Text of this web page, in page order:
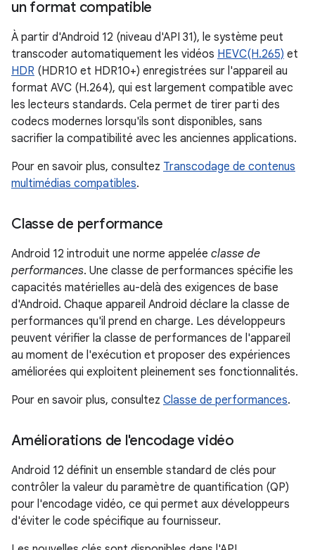
un format compatible
À partir d'Android 12 (niveau d'API 31), le système peut
transcoder automatiquement les vidéos HEVC(H.265) et
HDR (HDR10 et HDR10+) enregistrées sur l'appareil au
format AVC (H.264), qui est largement compatible avec
les lecteurs standards. Cela permet de tirer parti des
codecs modernes lorsqu'ils sont disponibles, sans
sacrifier la compatibilité avec les anciennes applications.
Pour en savoir plus, consultez Transcodage de contenus
multimédias compatibles.
Classe de performance
Android 12 introduit une norme appelée classe de
performances. Une classe de performances spécifie les
capacités matérielles au-delà des exigences de base
d'Android. Chaque appareil Android déclare la classe de
performances qu'il prend en charge. Les développeurs
peuvent vérifier la classe de performances de l'appareil
au moment de l'exécution et proposer des expériences
améliorées qui exploitent pleinement ses fonctionnalités.
Pour en savoir plus, consultez Classe de performances.
Améliorations de l'encodage vidéo
Android 12 définit un ensemble standard de clés pour
contrôler la valeur du paramètre de quantification (QP)
pour l'encodage vidéo, ce qui permet aux développeurs
d'éviter le code spécifique au fournisseur.